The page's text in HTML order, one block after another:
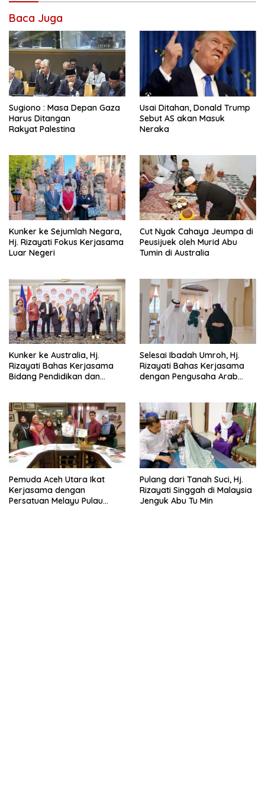
Baca Juga
Sugiono : Masa Depan Gaza
Harus Ditangan
Rakyat Palestina
Usai Ditahan, Donald Trump
Sebut AS akan Masuk
Neraka
Kunker ke Sejumlah Negara,
Hj. Rizayati Fokus Kerjasama
Luar Negeri
Cut Nyak Cahaya Jeumpa di
Peusijuek oleh Murid Abu
Tumin di Australia
Kunker ke Australia, Hj.
Rizayati Bahas Kerjasama
Bidang Pendidikan dan
Selesai Ibadah Umroh, Hj.
Rizayati Bahas Kerjasama
dengan Pengusaha Arab
Pemuda Aceh Utara Ikat
Kerjasama dengan
Persatuan Melayu Pulau
Pulang dari Tanah Suci, Hj.
Rizayati Singgah di Malaysia
Jenguk Abu Tu Min